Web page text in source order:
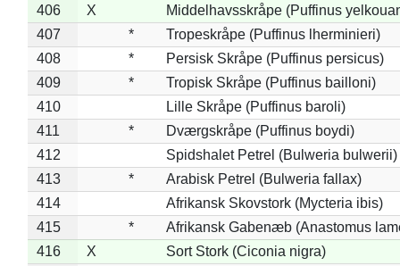
406
X
Middelhavsskråpe (Puffinus
407
*
Tropeskråpe (Puffinus lherminieri)
408
*
Persisk Skråpe (Puffinus persicus)
409
*
Tropisk Skråpe (Puffinus bailloni)
410
Lille Skråpe (Puffinus baroli)
411
*
Dværgskråpe (Puffinus boydi)
412
Spidshalet Petrel (Bulweria bulwerii)
413
*
Arabisk Petrel (Bulweria fallax)
414
Afrikansk Skovstork (Mycteria ibis)
415
*
Afrikansk Gabenæb (Anastomus
416
X
Sort Stork (Ciconia nigra)